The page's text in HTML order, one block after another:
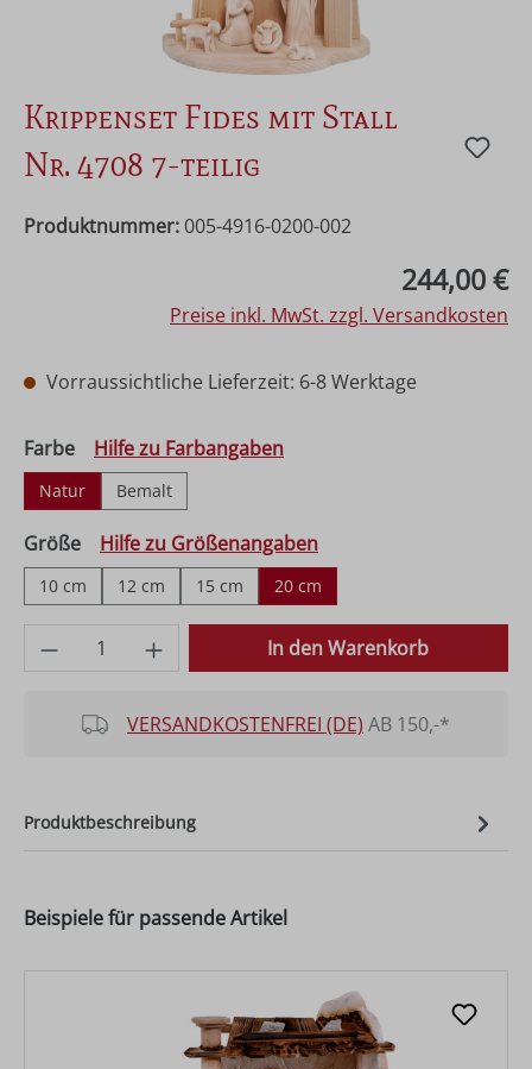
Krippenset Fides mit Stall
Nr. 4708 7-teilig
Produktnummer: 005-4916-0200-002
244,00 €
Preise inkl. MwSt. zzgl. Versandkosten
Vorraussichtliche Lieferzeit: 6-8 Werktage
Farbeauswählen
Hilfe zu Farbangaben
Natur Bemalt
Größeauswählen
Hilfe zu Größenangaben
10 cm 12 cm 15 cm 20 cm
Produkt Anzahl: Gib den gewünschten
In den Warenkorb
VERSANDKOSTENFREI (DE) AB 150,-*
Produktbeschreibung
Beispiele für passende Artikel